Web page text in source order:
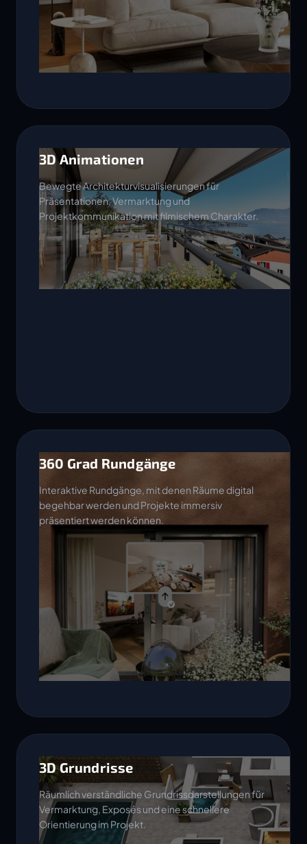
3D Animationen
Bewegte Architekturvisualisierungen für
Präsentationen, Vermarktung und
Projektkommunikation mit filmischem Charakter.
360 Grad Rundgänge
Interaktive Rundgänge, mit denen Räume digital
begehbar werden und Projekte immersiv
präsentiert werden können.
3D Grundrisse
Räumlich verständliche Grundrissdarstellungen für
Vermarktung, Exposés und eine schnellere
Orientierung im Projekt.